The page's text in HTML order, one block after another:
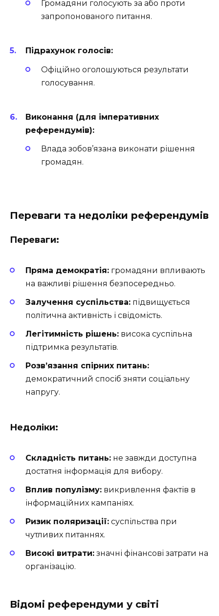
Громадяни голосують за або проти
запропонованого питання.
Підрахунок голосів:
Офіційно оголошуються результати
голосування.
Виконання (для імперативних
референдумів):
Влада зобов’язана виконати рішення
громадян.
Переваги та недоліки референдумів
Переваги:
Пряма демократія: громадяни впливають
на важливі рішення безпосередньо.
Залучення суспільства: підвищується
політична активність і свідомість.
Легітимність рішень: висока суспільна
підтримка результатів.
Розв’язання спірних питань:
демократичний спосіб зняти соціальну
напругу.
Недоліки:
Складність питань: не завжди доступна
достатня інформація для вибору.
Вплив популізму: викривлення фактів в
інформаційних кампаніях.
Ризик поляризації: суспільства при
чутливих питаннях.
Високі витрати: значні фінансові затрати на
організацію.
Відомі референдуми у світі